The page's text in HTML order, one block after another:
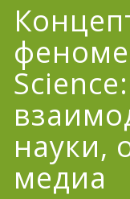
науки,
медиа